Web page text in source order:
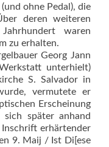
ohne Pedal), die
deren weiteren
waren
zu erhalten.
Georg Jann
unterhielt)
S. Salvador in
vermutete er
Erscheinung
später anhand
erhärtender
9. Maij / Ist Di[ese